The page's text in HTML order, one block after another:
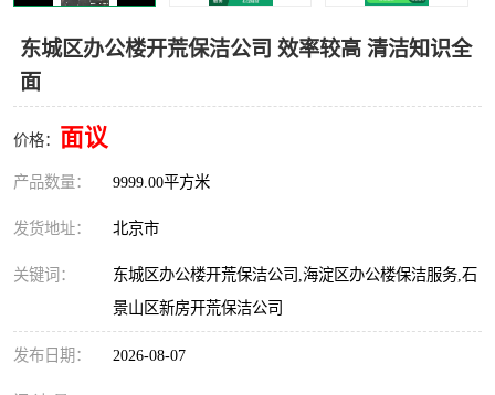
东城区办公楼开荒保洁公司 效率较高 清洁知识全
面
价格： 面议
产品数量： 9999.00平方米
发货地址： 北京市
关键词：
东城区办公楼开荒保洁公司,海淀区办公楼保洁服务,石
景山区新房开荒保洁公司
发布日期： 2026-08-07